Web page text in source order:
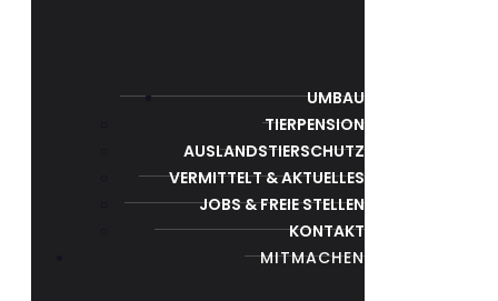
UMBAU
TIERPENSION
AUSLANDSTIERSCHUTZ
VERMITTELT & AKTUELLES
JOBS & FREIE STELLEN
KONTAKT
MITMACHEN